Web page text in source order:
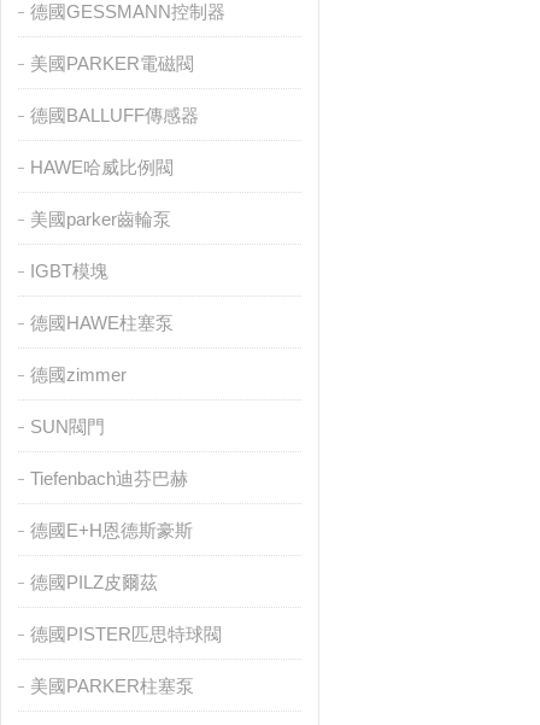
德國GESSMANN控制器
美國PARKER電磁閥
德國BALLUFF傳感器
HAWE哈威比例閥
美國parker齒輪泵
IGBT模塊
德國HAWE柱塞泵
德國zimmer
SUN閥門
Tiefenbach迪芬巴赫
德國E+H恩德斯豪斯
德國PILZ皮爾茲
德國PISTER匹思特球閥
美國PARKER柱塞泵